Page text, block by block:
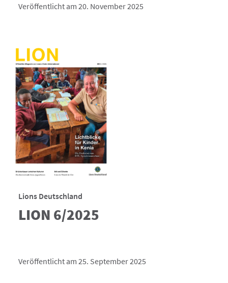
Veröffentlicht am 20. November 2025
Lions Deutschland
LION 6/2025
Veröffentlicht am 25. September 2025